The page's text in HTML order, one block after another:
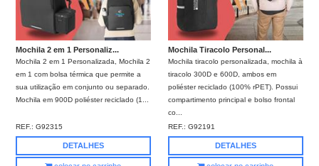
Mochila 2 em 1 Personaliz...
Mochila 2 em 1 Personalizada, Mochila 2
em 1 com bolsa térmica que permite a
sua utilização em conjunto ou separado.
Mochila em 900D poliéster reciclado (1...
REF.:G92315
DETALHES
Mochila Tiracolo Personal...
Mochila tiracolo personalizada, mochila à
tiracolo 300D e 600D, ambos em
poliéster reciclado (100% rPET). Possui
compartimento principal e bolso frontal
co...
REF.:G92191
DETALHES